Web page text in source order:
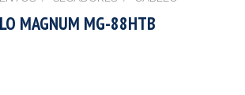
MAGNUM MG-88HTB